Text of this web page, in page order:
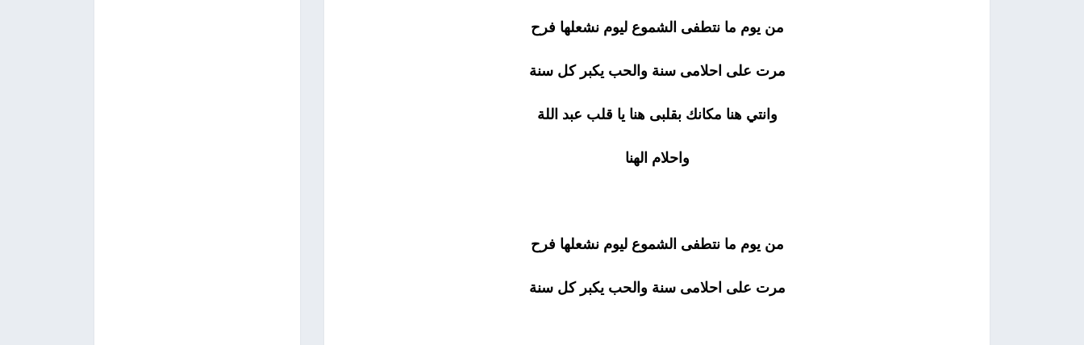
من يوم ما نتطفى الشموع ليوم نشعلها فرح
مرت على احلامى سنة والحب يكبر كل سنة
وانتي هنا مكانك بقلبى هنا يا قلب عبد اللة
واحلام الهنا
من يوم ما نتطفى الشموع ليوم نشعلها فرح
مرت على احلامى سنة والحب يكبر كل سنة